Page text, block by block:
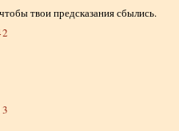
твои предсказания сбылись.